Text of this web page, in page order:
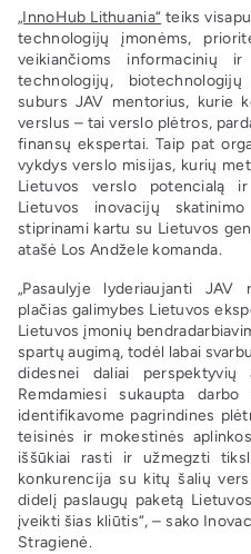
„InnoHub Lithuania“ teiks
technologijų įmonėms,
veikiančioms informacinių
technologijų,
suburs JAV mentorius, kurie
verslus – tai verslo plėtros,
finansų ekspertai. Taip pat
vykdys verslo misijas, kurių
Lietuvos verslo potencialą
Lietuvos inovacijų
stiprinami kartu su Lietuvos
atašė Los Andžele komanda.
„Pasaulyje lyderiaujanti
plačias galimybes Lietuvos
Lietuvos įmonių
spartų augimą, todėl labai
didesnei daliai perspektyvių
Remdamiesi sukaupta
identifikavome pagrindines
teisinės ir mokestinės
iššūkiai rasti ir užmegzti
konkurencija su kitų šalių
didelį paslaugų paketą
įveikti šias kliūtis“, – sako
Stragienė.